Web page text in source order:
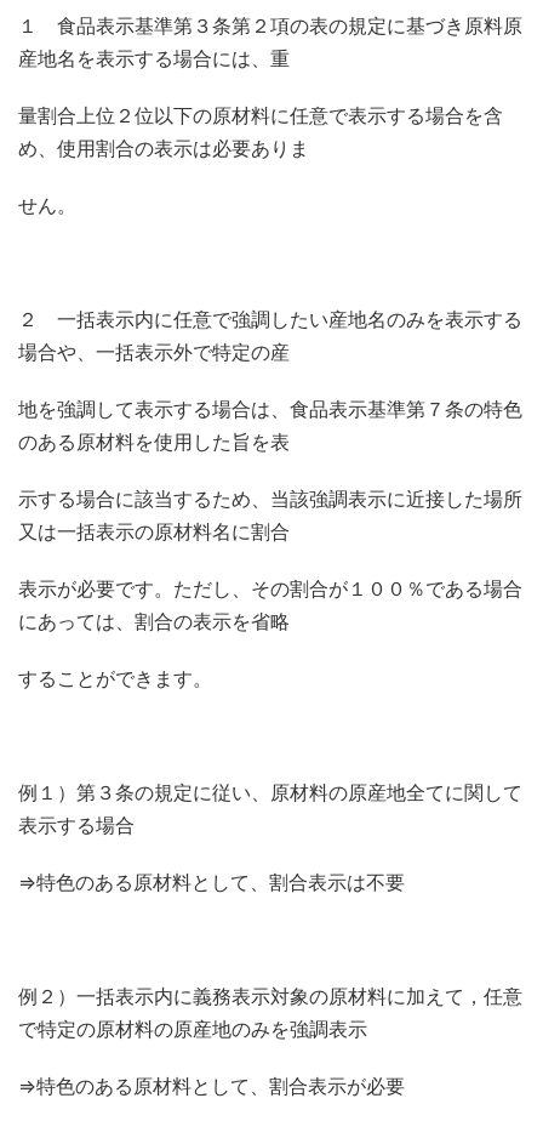
１ 食品表示基準第３条第２項の表の規定に基づき原料原
産地名を表示する場合には、重
量割合上位２位以下の原材料に任意で表示する場合を含
め、使用割合の表示は必要ありま
せん。
２ 一括表示内に任意で強調したい産地名のみを表示する
場合や、一括表示外で特定の産
地を強調して表示する場合は、食品表示基準第７条の特色
のある原材料を使用した旨を表
示する場合に該当するため、当該強調表示に近接した場所
又は一括表示の原材料名に割合
表示が必要です。ただし、その割合が１００％である場合
にあっては、割合の表示を省略
することができます。
例１）第３条の規定に従い、原材料の原産地全てに関して
表示する場合
⇒特色のある原材料として、割合表示は不要
例２）一括表示内に義務表示対象の原材料に加えて，任意
で特定の原材料の原産地のみを強調表示
⇒特色のある原材料として、割合表示が必要